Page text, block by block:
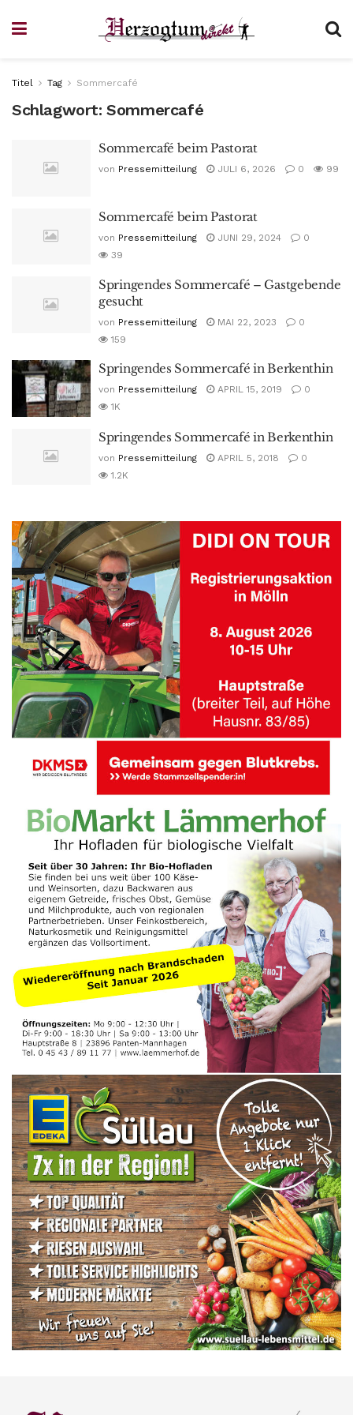
Titel Tag Sommercafé
Schlagwort:Sommercafé
Sommercafé beim Pastorat
von Pressemitteilung JULI 6, 2026 0 99
Sommercafé beim Pastorat
von Pressemitteilung JUNI 29, 2024
0
39
Springendes Sommercafé – Gastgebende
gesucht
von Pressemitteilung MAI 22, 2023
0
159
Springendes Sommercafé in Berkenthin
von Pressemitteilung APRIL 15, 2019
0
1K
Springendes Sommercafé in Berkenthin
von Pressemitteilung APRIL 5, 2018
0
1.2K